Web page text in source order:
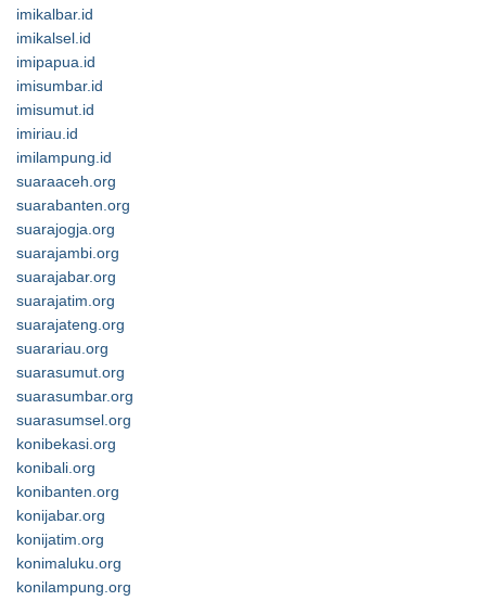
imikalbar.id
imikalsel.id
imipapua.id
imisumbar.id
imisumut.id
imiriau.id
imilampung.id
suaraaceh.org
suarabanten.org
suarajogja.org
suarajambi.org
suarajabar.org
suarajatim.org
suarajateng.org
suarariau.org
suarasumut.org
suarasumbar.org
suarasumsel.org
konibekasi.org
konibali.org
konibanten.org
konijabar.org
konijatim.org
konimaluku.org
konilampung.org